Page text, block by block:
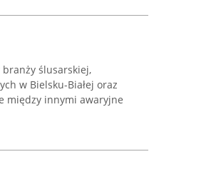
branży ślusarskiej,
w Bielsku-Białej oraz
między innymi awaryjne